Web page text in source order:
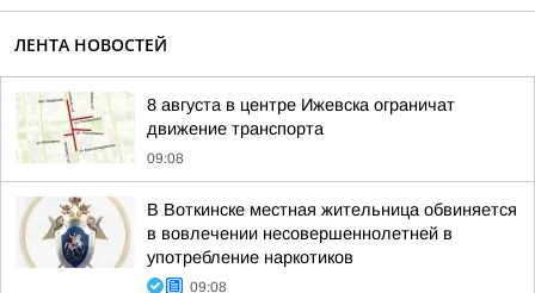
ЛЕНТА НОВОСТЕЙ
8 августа в центре Ижевска ограничат
движение транспорта
09:08
В Воткинске местная жительница обвиняется
в вовлечении несовершеннолетней в
употребление наркотиков
09:08